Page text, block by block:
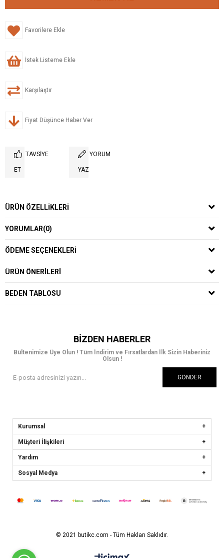
Favorilere Ekle
İstek Listeme Ekle
Karşılaştır
Fiyat Düşünce Haber Ver
TAVSIYE
ET
YORUM
YAZ
ÜRÜN ÖZELLIKLERI
YORUMLAR(0)
ÖDEME SEÇENEKLERI
ÜRÜN ÖNERILERI
BEDEN TABLOSU
BIZDEN HABERLER
Bültenimize Üye Olun ! Tüm İndirim ve Fırsatlardan İlk Sizin Haberiniz
Olsun !
GÖNDER
Kurumsal
Müşteri İlişkileri
Yardım
Sosyal Medya
© 2021 butikc.com - Tüm Hakları Saklıdır.